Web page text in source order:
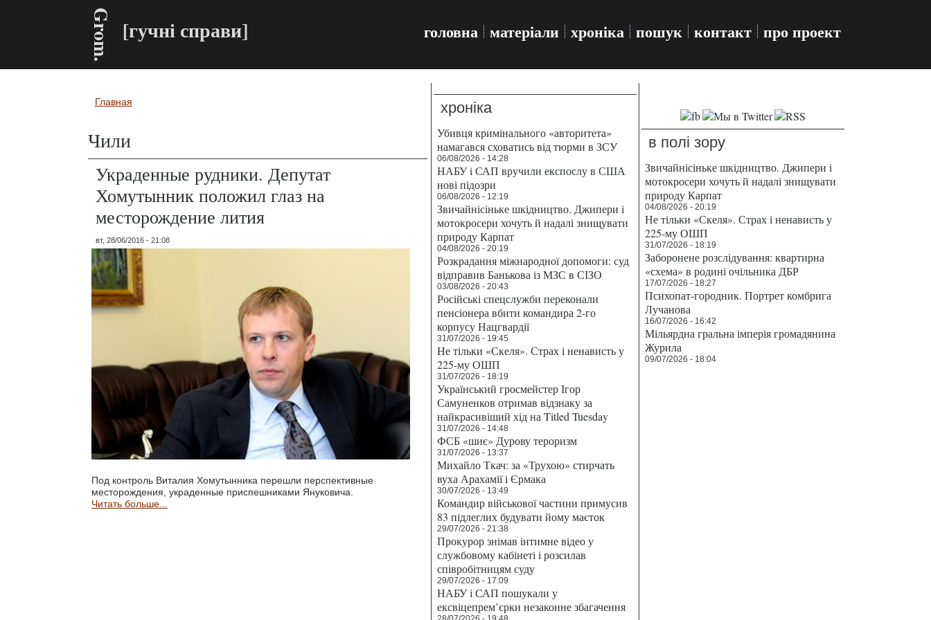
Grom. [гучні справи] головна матеріали хроніка пошук контакт про проект
Вы здесь
Главная
Чили
Украденные рудники. Депутат
Хомутынник положил глаз на
месторождение лития
вт, 28/06/2016 - 21:08
Под контроль Виталия Хомутынника перешли перспективные
месторождения, украденные приспешниками Януковича.
Читать больше...
хроніка
Убивця кримінального «авторитета»
намагався сховатись від тюрми в ЗСУ
06/08/2026 - 14:28
НАБУ і САП вручили експослу в США
нові підозри
06/08/2026 - 12:19
Звичайнісіньке шкідництво. Джипери і
мотокросери хочуть й надалі знищувати
природу Карпат
04/08/2026 - 20:19
Розкрадання міжнародної допомоги: суд
відправив Банькова із МЗС в СІЗО
03/08/2026 - 20:43
Російські спецслужби переконали
пенсіонера вбити командира 2-го
корпусу Нацгвардії
31/07/2026 - 19:45
Не тільки «Скеля». Страх і ненависть у
225-му ОШП
31/07/2026 - 18:19
Український гросмейстер Ігор
Самуненков отримав відзнаку за
найкрасивіший хід на Titled Tuesday
31/07/2026 - 14:48
ФСБ «шиє» Дурову тероризм
31/07/2026 - 13:37
Михайло Ткач: за «Трухою» стирчать
вуха Арахамії і Єрмака
30/07/2026 - 13:49
Командир військової частини примусив
83 підлеглих будувати йому маєток
29/07/2026 - 21:38
Прокурор знімав інтимне відео у
службовому кабінеті і розсилав
співробітницям суду
29/07/2026 - 17:09
НАБУ і САП пошукали у
ексвіцепрем’єрки незаконне збагачення
в полі зору
Звичайнісіньке шкідництво. Джипери і
мотокросери хочуть й надалі знищувати
природу Карпат
04/08/2026 - 20:19
Не тільки «Скеля». Страх і ненависть у
225-му ОШП
31/07/2026 - 18:19
Заборонене розслідування: квартирна
«схема» в родині очільника ДБР
17/07/2026 - 18:27
Психопат-городник. Портрет комбрига
Лучанова
16/07/2026 - 16:42
Мільярдна гральна імперія громадянина
Журила
09/07/2026 - 18:04